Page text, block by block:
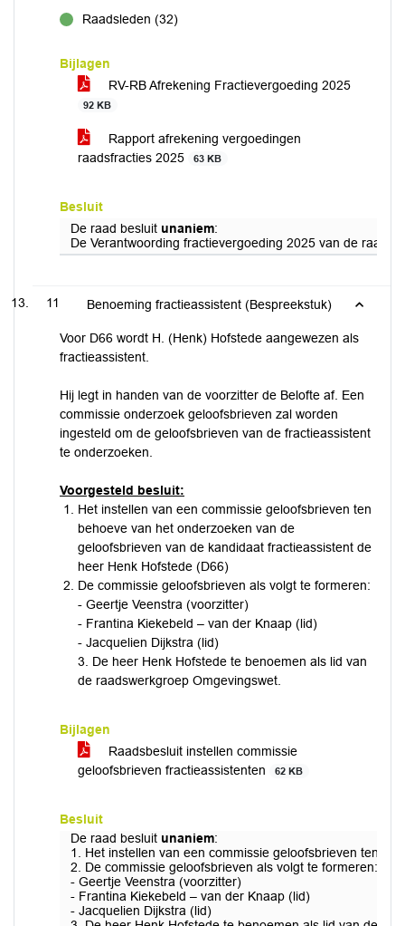
Raadsleden (32)
Bijlagen
RV-RB Afrekening Fractievergoeding 2025
92 KB
Rapport afrekening vergoedingen
raadsfracties 2025
63 KB
Besluit
De raad besluit unaniem:
De Verantwoording fractievergoeding 2025 van de
11 Benoeming fractieassistent (Bespreekstuk)
Voor D66 wordt H. (Henk) Hofstede aangewezen als
fractieassistent.
Hij legt in handen van de voorzitter de Belofte af. Een
commissie onderzoek geloofsbrieven zal worden
ingesteld om de geloofsbrieven van de fractieassistent
te onderzoeken.
Voorgesteld besluit:
Het instellen van een commissie geloofsbrieven ten
behoeve van het onderzoeken van de
geloofsbrieven van de kandidaat fractieassistent de
heer Henk Hofstede (D66)
De commissie geloofsbrieven als volgt te formeren:
- Geertje Veenstra (voorzitter)
- Frantina Kiekebeld – van der Knaap (lid)
- Jacquelien Dijkstra (lid)
3. De heer Henk Hofstede te benoemen als lid van
de raadswerkgroep Omgevingswet.
Bijlagen
Raadsbesluit instellen commissie
geloofsbrieven fractieassistenten
62 KB
Besluit
De raad besluit unaniem:
1. Het instellen van een commissie geloofsbrieven ten
2. De commissie geloofsbrieven als volgt te formeren:
- Geertje Veenstra (voorzitter)
- Frantina Kiekebeld – van der Knaap (lid)
- Jacquelien Dijkstra (lid)